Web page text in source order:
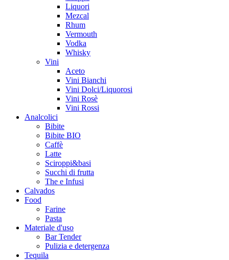
Liquori
Mezcal
Rhum
Vermouth
Vodka
Whisky
Vini
Aceto
Vini Bianchi
Vini Dolci/Liquorosi
Vini Rosè
Vini Rossi
Analcolici
Bibite
Bibite BIO
Caffè
Latte
Sciroppi&basi
Succhi di frutta
The e Infusi
Calvados
Food
Farine
Pasta
Materiale d'uso
Bar Tender
Pulizia e detergenza
Tequila